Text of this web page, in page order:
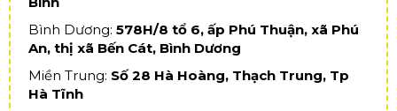
Bình Dương: 578H/8 tổ 6, ấp Phú Thuận, xã Phú
An, thị xã Bến Cát, Bình Dương
Miền Trung: Số 28 Hà Hoàng, Thạch Trung, Tp
Hà Tĩnh